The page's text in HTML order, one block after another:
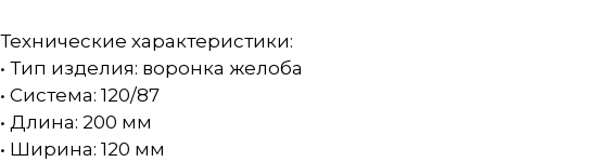
Технические характеристики:
• Тип изделия: воронка желоба
• Система: 120/87
• Длина: 200 мм
• Ширина: 120 мм